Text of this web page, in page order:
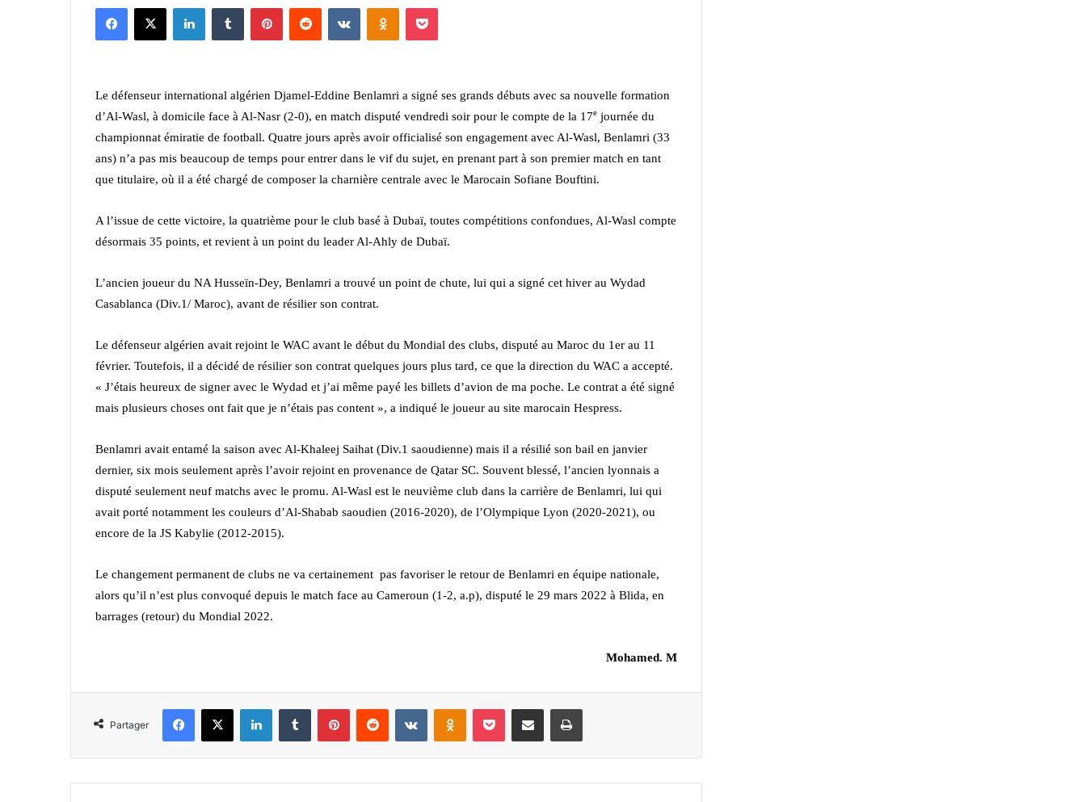
Facebook
X LinkedinTumblr PinterestReddit VKontakteOdnoklassniki
Pocket
Le défenseur international algérien Djamel-Eddine Benlamri a signé ses grands débuts avec sa nouvelle formation
d’Al-Wasl, à domicile face à Al-Nasr (2-0), en match disputé vendredi soir pour le compte de la 17e journée du
championnat émiratie de football. Quatre jours après avoir officialisé son engagement avec Al-Wasl, Benlamri (33
ans) n’a pas mis beaucoup de temps pour entrer dans le vif du sujet, en prenant part à son premier match en tant
que titulaire, où il a été chargé de composer la charnière centrale avec le Marocain Sofiane Bouftini.
A l’issue de cette victoire, la quatrième pour le club basé à Dubaï, toutes compétitions confondues, Al-Wasl compte
désormais 35 points, et revient à un point du leader Al-Ahly de Dubaï.
L’ancien joueur du NA Husseïn-Dey, Benlamri a trouvé un point de chute, lui qui a signé cet hiver au Wydad
Casablanca (Div.1/ Maroc), avant de résilier son contrat.
Le défenseur algérien avait rejoint le WAC avant le début du Mondial des clubs, disputé au Maroc du 1er au 11
février. Toutefois, il a décidé de résilier son contrat quelques jours plus tard, ce que la direction du WAC a accepté.
« J’étais heureux de signer avec le Wydad et j’ai même payé les billets d’avion de ma poche. Le contrat a été signé
mais plusieurs choses ont fait que je n’étais pas content », a indiqué le joueur au site marocain Hespress.
Benlamri avait entamé la saison avec Al-Khaleej Saihat (Div.1 saoudienne) mais il a résilié son bail en janvier
dernier, six mois seulement après l’avoir rejoint en provenance de Qatar SC. Souvent blessé, l’ancien lyonnais a
disputé seulement neuf matchs avec le promu. Al-Wasl est le neuvième club dans la carrière de Benlamri, lui qui
avait porté notamment les couleurs d’Al-Shabab saoudien (2016-2020), de l’Olympique Lyon (2020-2021), ou
encore de la JS Kabylie (2012-2015).
Le changement permanent de clubs ne va certainement pas favoriser le retour de Benlamri en équipe nationale,
alors qu’il n’est plus convoqué depuis le match face au Cameroun (1-2, a.p), disputé le 29 mars 2022 à Blida, en
barrages (retour) du Mondial 2022.
Mohamed. M
Partager
Facebook
X LinkedinTumblr PinterestReddit VKontakteOdnoklassniki
Pocket Partager par email Imprimer